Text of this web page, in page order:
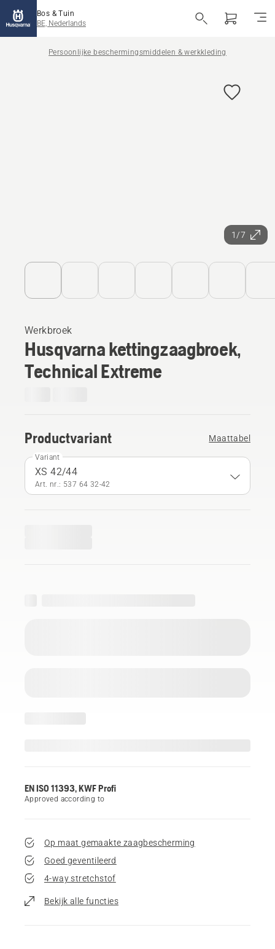
Bos & Tuin
BE, Nederlands
Persoonlijke beschermingsmiddelen & werkkleding
1/7
Werkbroek
Husqvarna kettingzaagbroek,
Technical Extreme
Productvariant Maattabel
Variant
XS 42/44
Art. nr.: 537 64 32‑42
EN ISO 11393, KWF Profi
Approved according to
Op maat gemaakte zaagbescherming
Goed geventileerd
4-way stretchstof
Bekijk alle functies